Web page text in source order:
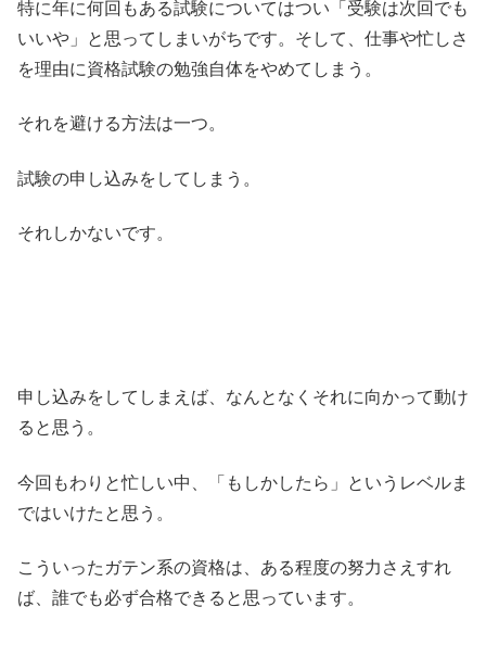
特に年に何回もある試験についてはつい「受験は次回でも
いいや」と思ってしまいがちです。そして、仕事や忙しさ
を理由に資格試験の勉強自体をやめてしまう。
それを避ける方法は一つ。
試験の申し込みをしてしまう。
それしかないです。
申し込みをしてしまえば、なんとなくそれに向かって動け
ると思う。
今回もわりと忙しい中、「もしかしたら」というレベルま
ではいけたと思う。
こういったガテン系の資格は、ある程度の努力さえすれ
ば、誰でも必ず合格できると思っています。